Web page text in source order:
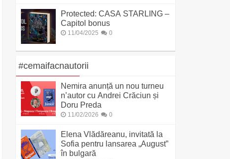
Protected: CASA STARLING –
Capitol bonus
11/04/2025 0
#cemaifacnautorii
Nemira anunță un nou turneu
n’autor cu Andrei Crăciun și
Doru Preda
11/02/2026 0
Elena Vlădăreanu, invitată la
Sofia pentru lansarea „August”
în bulgară